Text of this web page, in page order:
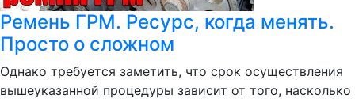
Ремень ГРМ. Ресурс, когда менять.
Просто о сложном
Однако требуется заметить, что срок осуществления
вышеуказанной процедуры зависит от того, насколько